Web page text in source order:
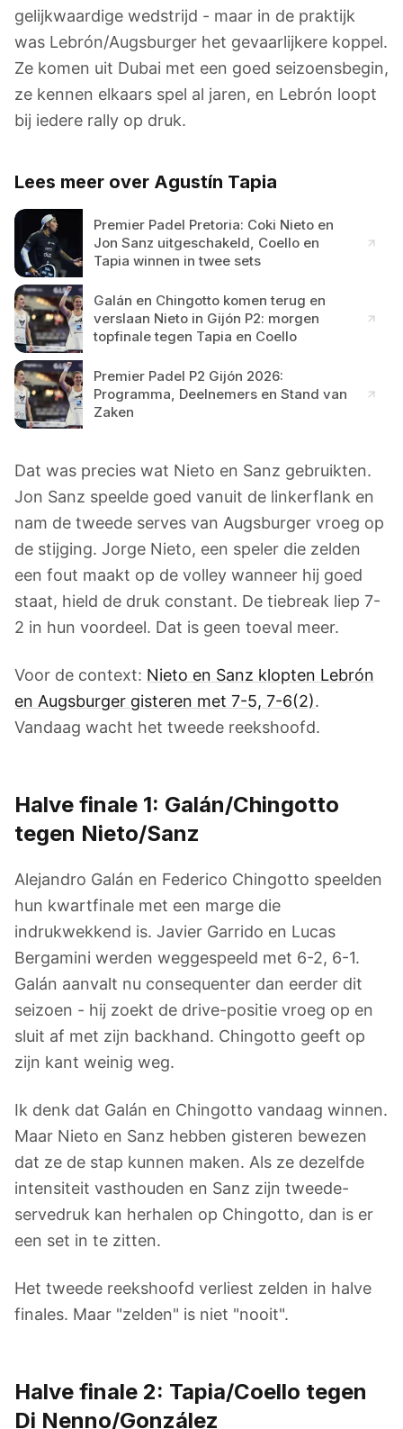
gelijkwaardige wedstrijd - maar in de praktijk
was Lebrón/Augsburger het gevaarlijkere koppel.
Ze komen uit Dubai met een goed seizoensbegin,
ze kennen elkaars spel al jaren, en Lebrón loopt
bij iedere rally op druk.
Lees meer over Agustín Tapia
Premier Padel Pretoria: Coki Nieto en
Jon Sanz uitgeschakeld, Coello en
Tapia winnen in twee sets
Galán en Chingotto komen terug en
verslaan Nieto in Gijón P2: morgen
topfinale tegen Tapia en Coello
Premier Padel P2 Gijón 2026:
Programma, Deelnemers en Stand van
Zaken
Dat was precies wat Nieto en Sanz gebruikten.
Jon Sanz speelde goed vanuit de linkerflank en
nam de tweede serves van Augsburger vroeg op
de stijging. Jorge Nieto, een speler die zelden
een fout maakt op de volley wanneer hij goed
staat, hield de druk constant. De tiebreak liep 7-
2 in hun voordeel. Dat is geen toeval meer.
Voor de context: Nieto en Sanz klopten Lebrón
en Augsburger gisteren met 7-5, 7-6(2).
Vandaag wacht het tweede reekshoofd.
Halve finale 1: Galán/Chingotto
tegen Nieto/Sanz
Alejandro Galán en Federico Chingotto speelden
hun kwartfinale met een marge die
indrukwekkend is. Javier Garrido en Lucas
Bergamini werden weggespeeld met 6-2, 6-1.
Galán aanvalt nu consequenter dan eerder dit
seizoen - hij zoekt de drive-positie vroeg op en
sluit af met zijn backhand. Chingotto geeft op
zijn kant weinig weg.
Ik denk dat Galán en Chingotto vandaag winnen.
Maar Nieto en Sanz hebben gisteren bewezen
dat ze de stap kunnen maken. Als ze dezelfde
intensiteit vasthouden en Sanz zijn tweede-
servedruk kan herhalen op Chingotto, dan is er
een set in te zitten.
Het tweede reekshoofd verliest zelden in halve
finales. Maar "zelden" is niet "nooit".
Halve finale 2: Tapia/Coello tegen
Di Nenno/González